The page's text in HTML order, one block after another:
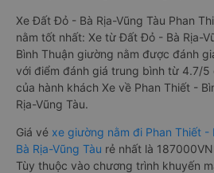
Xe Đất Đỏ - Bà Rịa-Vũng Tàu Phan
nằm tốt nhất: Xe từ Đất Đỏ - Bà Rịa-
Bình Thuận giường nằm được đánh
với điểm đánh giá trung bình từ 4.7/5
của hành khách Xe về Phan Thiết -
Rịa-Vũng Tàu.
Giá vé xe giường nằm đi Phan Thiết
Bà Rịa-Vũng Tàu rẻ nhất là
Tùy thuộc vào chương trình khuyến